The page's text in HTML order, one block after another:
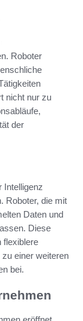
Roboter
nicht nur zu
der
Intelligenz
Roboter, die mit
Daten und
Diese
flexiblere
einer weiteren
bei.